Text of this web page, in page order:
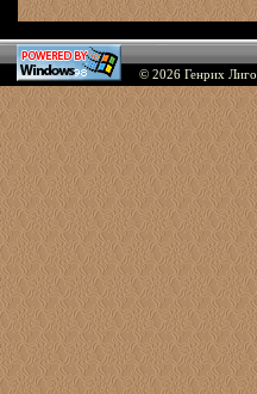
© 2026 Генрих